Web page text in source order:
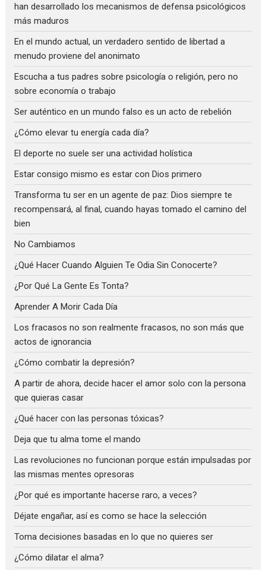
han desarrollado los mecanismos de defensa psicológicos
más maduros
En el mundo actual, un verdadero sentido de libertad a
menudo proviene del anonimato
Escucha a tus padres sobre psicología o religión, pero no
sobre economía o trabajo
Ser auténtico en un mundo falso es un acto de rebelión
¿Cómo elevar tu energía cada día?
El deporte no suele ser una actividad holística
Estar consigo mismo es estar con Dios primero
Transforma tu ser en un agente de paz: Dios siempre te
recompensará, al final, cuando hayas tomado el camino del
bien
No Cambiamos
¿Qué Hacer Cuando Alguien Te Odia Sin Conocerte?
¿Por Qué La Gente Es Tonta?
Aprender A Morir Cada Día
Los fracasos no son realmente fracasos, no son más que
actos de ignorancia
¿Cómo combatir la depresión?
A partir de ahora, decide hacer el amor solo con la persona
que quieras casar
¿Qué hacer con las personas tóxicas?
Deja que tu alma tome el mando
Las revoluciones no funcionan porque están impulsadas por
las mismas mentes opresoras
¿Por qué es importante hacerse raro, a veces?
Déjate engañar, así es como se hace la selección
Toma decisiones basadas en lo que no quieres ser
¿Cómo dilatar el alma?